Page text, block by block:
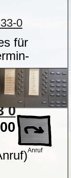
0
Anruf
für
0